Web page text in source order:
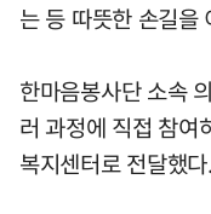
는 등 따뜻한 손길을
한마음봉사단 소속
러 과정에 직접 참여
복지센터로 전달했다.